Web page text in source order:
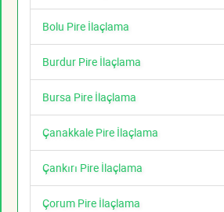
Bolu Pire İlaçlama
Burdur Pire İlaçlama
Bursa Pire İlaçlama
Çanakkale Pire İlaçlama
Çankırı Pire İlaçlama
Çorum Pire İlaçlama